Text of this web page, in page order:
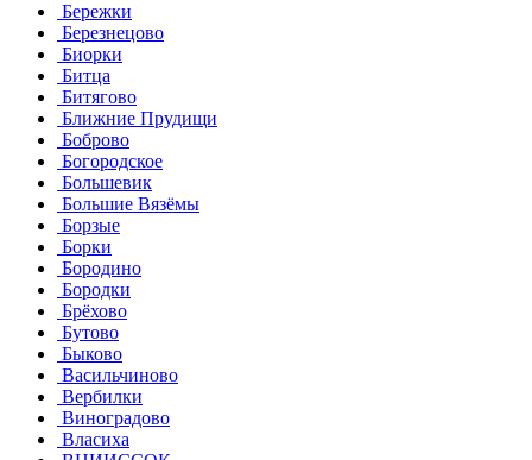
Бережки
Березнецово
Биорки
Битца
Битягово
Ближние Прудищи
Боброво
Богородское
Большевик
Большие Вязёмы
Борзые
Борки
Бородино
Бородки
Брёхово
Бутово
Быково
Васильчиново
Вербилки
Виноградово
Власиха